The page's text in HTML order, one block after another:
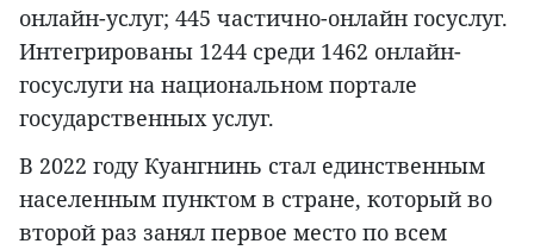
онлайн-услуг; 445 частично-онлайн госуслуг.
Интегрированы 1244 среди 1462 онлайн-
госуслуги на национальном портале
государственных услуг.
В 2022 году Куангнинь стал единственным
населенным пунктом в стране, который во
второй раз занял первое место по всем